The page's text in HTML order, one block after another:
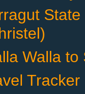
Walla